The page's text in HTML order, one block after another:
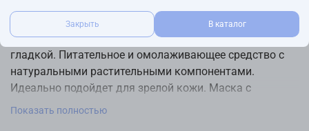
среды, потому красота и опрятность сохраняется в
любых условиях, и кожа долго остается молодой и
гладкой. Питательное и омолаживающее средство с
натуральными растительными компонентами.
Идеально подойдет для зрелой кожи. Маска с
экстрактом красного женьшеня поможет справиться с
Показать полностью
Закрыть В каталог